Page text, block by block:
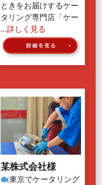
ときをお届けするケー
タリング専門店「ケー
…詳しく見る
某株式会社様
東京でケータリング